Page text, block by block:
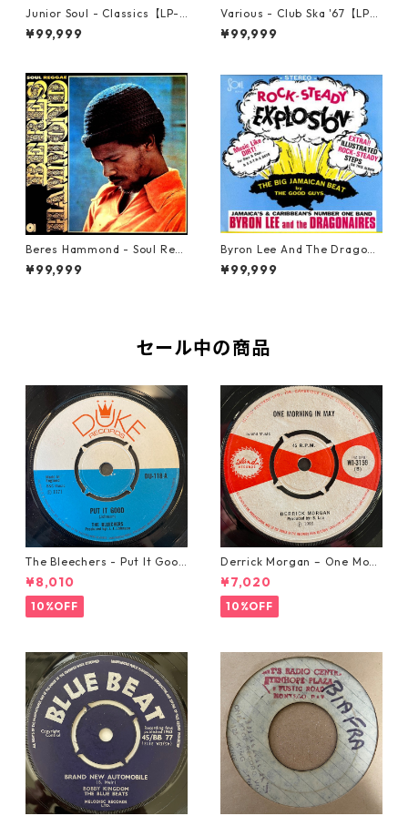
Junior Soul - Classics【LP-7
0044】
¥99,999
Various - Club Ska '67【LP-7
0050】
¥99,999
Beres Hammond - Soul Reg
gae【LP-70045】
¥99,999
Byron Lee And The Dragona
ires - Rock-Steady Explosio
n【LP-70047】
¥99,999
セール中の商品
The Bleechers - Put It Good
【7-21637】
¥8,010
10%OFF
Derrick Morgan – One Morn
ing In May【7-21653】
¥7,020
10%OFF